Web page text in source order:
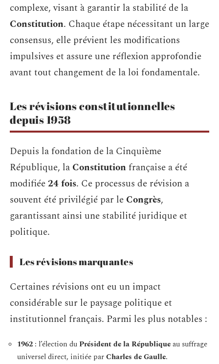
complexe, visant à garantir la stabilité de la
Constitution. Chaque étape nécessitant un large
consensus, elle prévient les modifications
impulsives et assure une réflexion approfondie
avant tout changement de la loi fondamentale.
Les révisions constitutionnelles
depuis 1958
Depuis la fondation de la Cinquième
République, la Constitutionfrançaise a été
modifiée24 fois. Ce processus de révision a
souvent été privilégié par le Congrès,
garantissant ainsi une stabilité juridique et
politique.
Les révisions marquantes
Certaines révisions ont eu un impact
considérable sur le paysage politique et
institutionnel français. Parmi les plus notables :
1962 : l’élection du Président de la Républiqueau suffrage
universel direct, initiée parCharles de Gaulle.